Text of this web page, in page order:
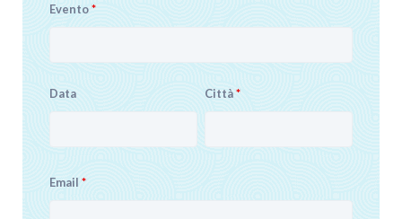
Evento*
Data Città*
Email *